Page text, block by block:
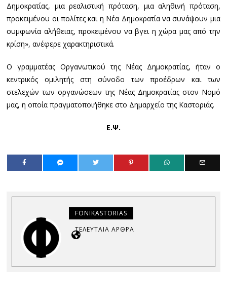
Δημοκρατίας, μια ρεαλιστική πρόταση, μια αληθινή πρόταση,
προκειμένου οι πολίτες και η Νέα Δημοκρατία να συνάψουν μια
συμφωνία αλήθειας, προκειμένου να βγει η χώρα μας από την
κρίση», ανέφερε χαρακτηριστικά.
Ο γραμματέας Οργανωτικού της Νέας Δημοκρατίας, ήταν ο
κεντρικός ομιλητής στη σύνοδο των προέδρων και των
στελεχών των οργανώσεων της Νέας Δημοκρατίας στον Νομό
μας, η οποία πραγματοποιήθηκε στο Δημαρχείο της Καστοριάς.
Ε.Ψ.
FONIKASTORIAS
ΤΕΛΕΥΤΑΊΑ ΆΡΘΡΑ